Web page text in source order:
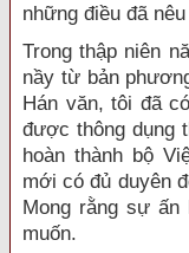
những điều đã
Trong thập niên
nầy từ bản
Hán văn, tôi đã
được thông dụng
hoàn thành bộ
mới có đủ duyên
Mong rằng sự
muốn.